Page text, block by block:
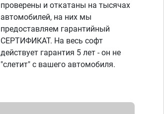
проверены и откатаны на тысячах
автомобилей, на них мы
предоставляем гарантийный
СЕРТИФИКАТ. На весь софт
действует гарантия 5 лет - он не
"слетит" с вашего автомобиля.